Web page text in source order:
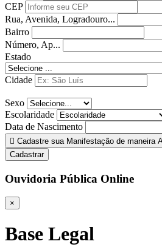
CEP
Rua, Avenida, Logradouro...
Bairro
Número, Ap...
Estado
Cidade
Sexo
Escolaridade
Data de Nascimento
Cadastre sua Manifestação de maneira
Cadastrar
Ouvidoria Pública Online
×
Base Legal